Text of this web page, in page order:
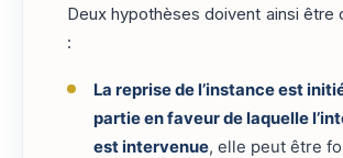
Deux hypothèses doivent ainsi être
:
La reprise de l’instance est
partie en faveur de laquelle
est intervenue, elle peut être